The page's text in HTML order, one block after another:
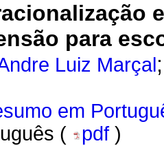
para
Luiz Marçal
em
( pdf )